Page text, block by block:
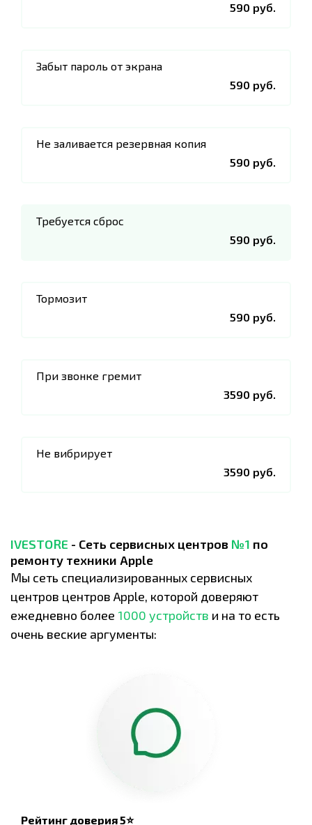
590 руб.
Забыт пароль от экрана
590 руб.
Не заливается резервная копия
590 руб.
Требуется сброс
590 руб.
Тормозит
590 руб.
При звонке гремит
3590 руб.
Не вибрирует
3590 руб.
IVESTORE - Сеть сервисных центров №1 по
ремонту техники Apple
Мы сеть специализированных сервисных
центров центров Apple, которой доверяют
ежедневно более 1000 устройств и на то есть
очень веские аргументы:
Рейтинг доверия 5⭐